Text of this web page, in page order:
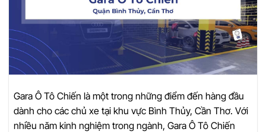
Gara Ô Tô Chiến là một trong những điểm đến hàng đầu
dành cho các chủ xe tại khu vực Bình Thủy, Cần Thơ. Với
nhiều năm kinh nghiệm trong ngành, Gara Ô Tô Chiến